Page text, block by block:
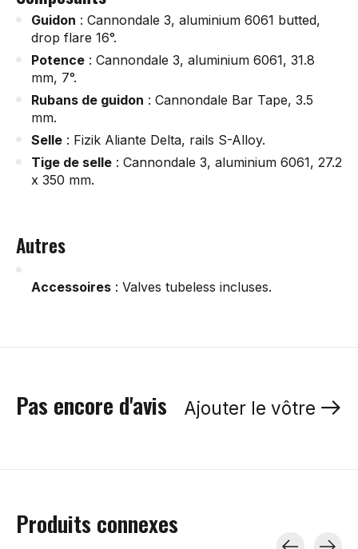
Guidon : Cannondale 3, aluminium 6061 butted,
drop flare 16°.
Potence : Cannondale 3, aluminium 6061, 31.8
mm, 7°.
Rubans de guidon : Cannondale Bar Tape, 3.5
mm.
Selle : Fizik Aliante Delta, rails S-Alloy.
Tige de selle : Cannondale 3, aluminium 6061, 27.2
x 350 mm.
Autres
Accessoires : Valves tubeless incluses.
Pas encore d'avis Ajouter le vôtre
Produits connexes